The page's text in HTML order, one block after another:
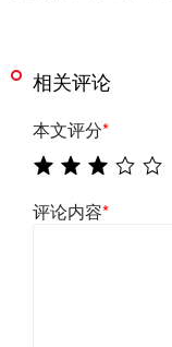
相关评论
本文评分*
评论内容*